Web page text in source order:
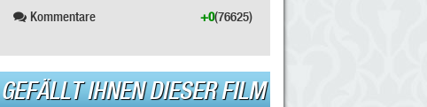
Kommentare (76625)
+0
GEFÄLLT IHNEN DIESER FILM